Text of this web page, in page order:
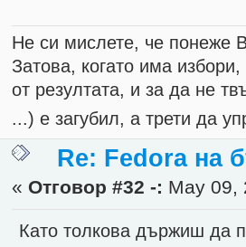
Не си мислете, че понеже
Затова, когато има
от резултата, и за да не
...) е загубил, а трети да
Re: Fedora на
« Отговор #32 -: May 09,
Като толкова държиш да